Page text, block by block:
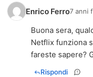
Enrico Ferro7 anni
Buona sera,
Netflix funziona
fareste sapere?
Rispondi